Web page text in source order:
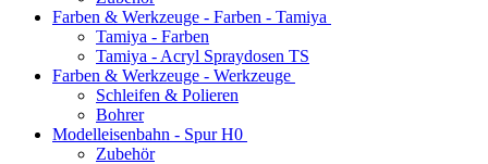
Farben & Werkzeuge - Farben - Tamiya
Tamiya - Farben
Tamiya - Acryl Spraydosen TS
Farben & Werkzeuge - Werkzeuge
Schleifen & Polieren
Bohrer
Modelleisenbahn - Spur H0
Zubehör